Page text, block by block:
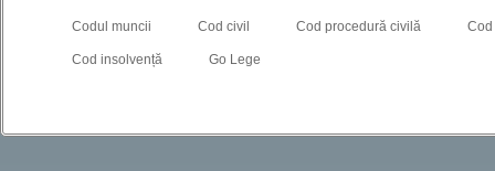
Codul muncii Cod civil Cod procedură civilă
Cod insolvență Go Lege